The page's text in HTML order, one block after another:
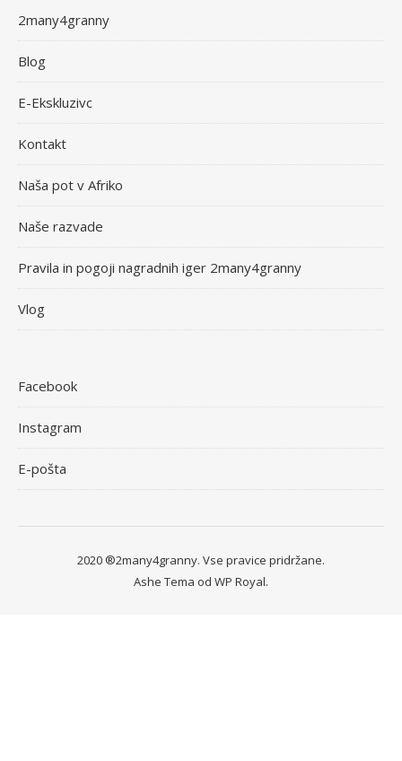
2many4granny
Blog
E-Ekskluzivc
Kontakt
Naša pot v Afriko
Naše razvade
Pravila in pogoji nagradnih iger 2many4granny
Vlog
Facebook
Instagram
E-pošta
2020 ®2many4granny. Vse pravice pridržane.
Ashe Tema od WP Royal.